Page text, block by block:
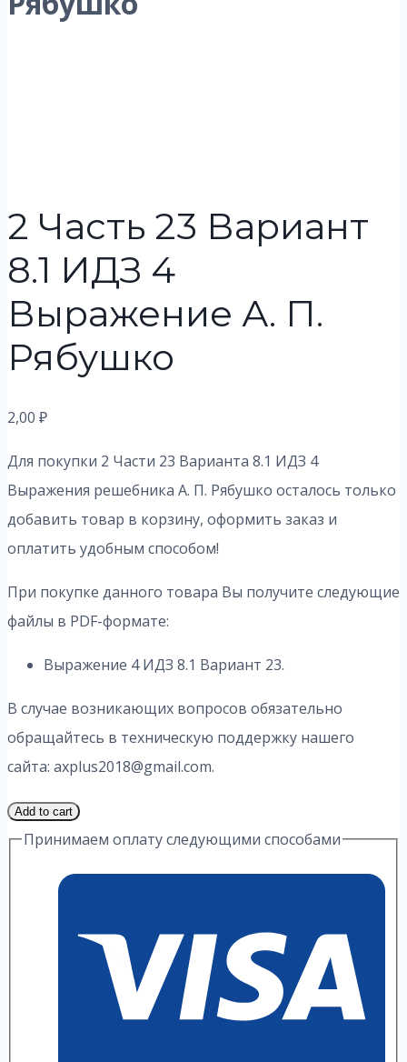
2 Часть 23 Вариант
8.1 ИДЗ 4
Выражение А. П.
Рябушко
2,00 ₽
Для покупки 2 Части 23 Варианта 8.1 ИДЗ 4
Выражения решебника А. П. Рябушко осталось только
добавить товар в корзину, оформить заказ и
оплатить удобным способом!
При покупке данного товара Вы получите следующие
файлы в PDF-формате:
Выражение 4 ИДЗ 8.1 Вариант 23.
В случае возникающих вопросов обязательно
обращайтесь в техническую поддержку нашего
сайта: axplus2018@gmail.com.
2
Часть
Add to cart
Принимаем оплату следующими способами